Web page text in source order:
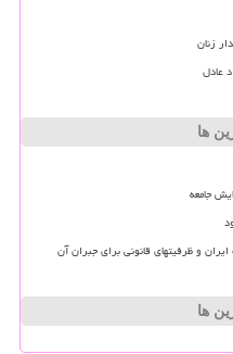
زنان
عادل
ها
جامعه
و ظرفیتهای قانونی برای جبران آن
ها